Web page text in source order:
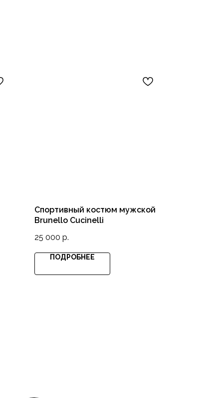
Спортивный костюм мужской
Brunello Cucinelli
25 000 р.
ПОДРОБНЕЕ